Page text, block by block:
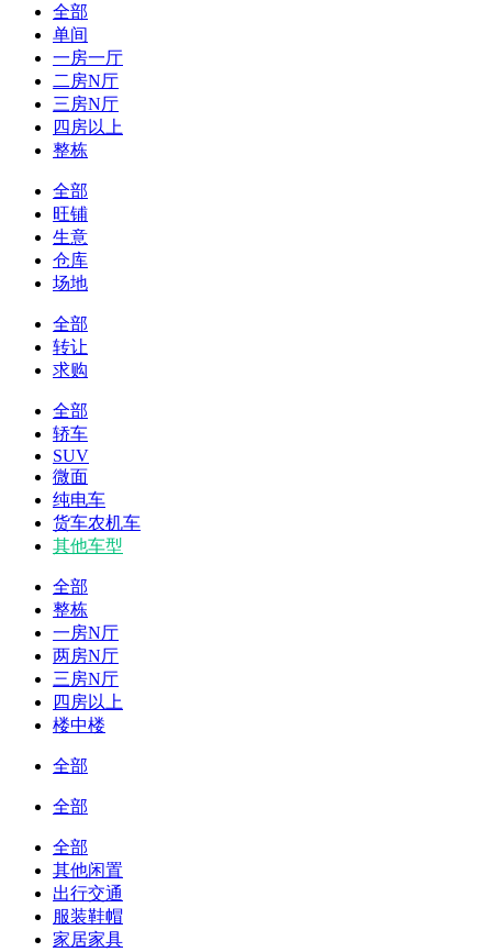
全部
单间
一房一厅
二房N厅
三房N厅
四房以上
整栋
全部
旺铺
生意
仓库
场地
全部
转让
求购
全部
轿车
SUV
微面
纯电车
货车农机车
其他车型
全部
整栋
一房N厅
两房N厅
三房N厅
四房以上
楼中楼
全部
全部
全部
其他闲置
出行交通
服装鞋帽
家居家具